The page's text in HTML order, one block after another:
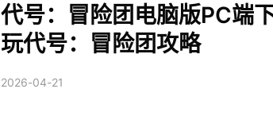
代号：冒险团电脑版PC端
玩代号：冒险团攻略
2026-04-21